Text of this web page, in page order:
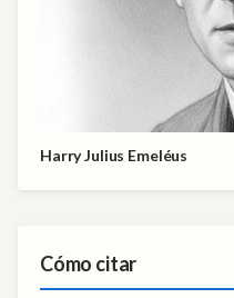
Harry Julius Emeléus
Cómo citar